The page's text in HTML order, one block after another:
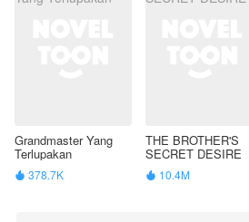
Grandmaster Yang
Terlupakan
 378.7K
THE BROTHER'S
SECRET DESIRE
 10.4M